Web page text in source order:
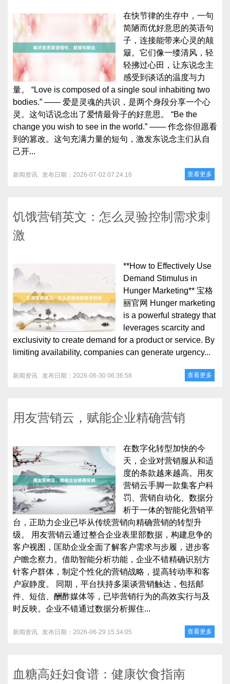
在快节律的生存中，一句
简陋而优好意思的英语句
子，连接能带来心灵的颠
簸。它们像一缕清风，轻
轻拂过心田，让东说念主
感受到谈话的温度与力
量。 “Love is composed of a single soul inhabiting two
bodies.” —— 爱是灵魂的共识，是两个身段分享一个心
灵。这句话说念出了爱情最骨子的好意思。 “Be the
change you wish to see in the world.” —— 作念你但愿看
到的篡改。这句充满力量的短句，激发东说念主们从自
己开...
新闻资讯 发布日期：2026-07-02 07:24:16 查看更多
饥饿营销英文：怎么灵验控制需求刺
激
**How to Effectively Use
Demand Stimulus in
Hunger Marketing** 宝格
丽官网 Hunger marketing
is a powerful strategy that
leverages scarcity and
exclusivity to create demand for a product or service. By
limiting availability, companies can generate urgency...
新闻资讯 发布日期：2026-06-30 06:36:58 查看更多
用友营销云，赋能企业精确营销
在数字化转型加快的今
天，企业对营销服从和适
度的条款越来越高。用友
营销云手脚一款集客户科
罚、营销自动化、数据分
析于一体的智能化营销平
台，正助力企业已毕从传统营销向精确营销的转型升
级。 用友营销云通过整合企业表里部数据，构建息争的
客户视图，匡助企业全面了解客户需求与步履，进步客
户瞻念察力。借助智能分析功能，企业不错精确识别方
针客户群体，制定个性化的营销战略，提高转动率和客
户寂静度。 同期，平台扶持多渠谈营销触达，包括邮
件、短信、酬酢媒体等，已毕营销行为的高效实行与及
时反映。企业不错通过数据分析握住...
新闻资讯 发布日期：2026-06-29 15:34:05 查看更多
血糖高妊妇食谱：健康饮食指南